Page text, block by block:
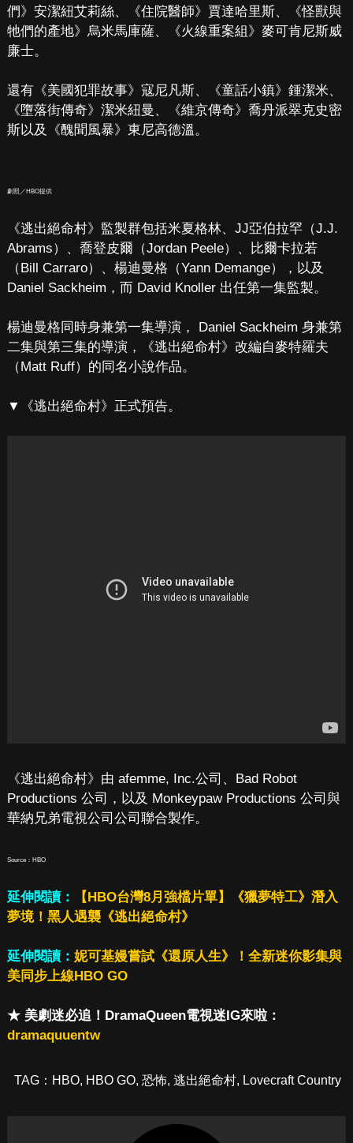
們》安潔紐艾莉絲、《住院醫師》賈達哈里斯、《怪獸與
牠們的產地》烏米馬庫薩、《火線重案組》麥可肯尼斯威
廉士。
還有《美國犯罪故事》寇尼凡斯、《童話小鎮》鍾潔米、
《墮落街傳奇》潔米紐曼、《維京傳奇》喬丹派翠克史密
斯以及《醜聞風暴》東尼高德溫。
劇照／HBO提供
《逃出絕命村》監製群包括米夏格林、JJ亞伯拉罕（J.J.
Abrams）、喬登皮爾（Jordan Peele）、比爾卡拉若
（Bill Carraro）、楊迪曼格（Yann Demange），以及
Daniel Sackheim，而 David Knoller 出任第一集監製。
楊迪曼格同時身兼第一集導演， Daniel Sackheim 身兼第
二集與第三集的導演，《逃出絕命村》改編自麥特羅夫
（Matt Ruff）的同名小說作品。
▼《逃出絕命村》正式預告。
《逃出絕命村》由 afemme, Inc.公司、Bad Robot
Productions 公司，以及 Monkeypaw Productions 公司與
華納兄弟電視公司公司聯合製作。
Source：HBO
延伸閱讀：
【HBO台灣8月強檔片單】《獵夢特工》潛入
夢境！黑人遇襲《逃出絕命村》
延伸閱讀： 妮可基嫚嘗試《還原人生》！全新迷你影集與
美同步上線HBO GO
★ 美劇迷必追！DramaQueen電視迷IG來啦：
dramaquuentw
TAG： HBO, HBO GO, 恐怖, 逃出絕命村, Lovecraft Country